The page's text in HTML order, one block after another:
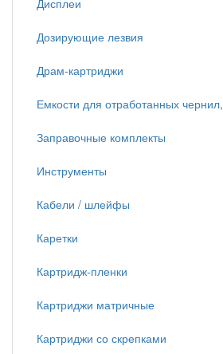
Дисплеи
Дозирующие лезвия
Драм-картриджи
Емкости для отработанных чернил,
Заправочные комплекты
Инструменты
Кабели / шлейфы
Каретки
Картридж-пленки
Картриджи матричные
Картриджи со скрепками